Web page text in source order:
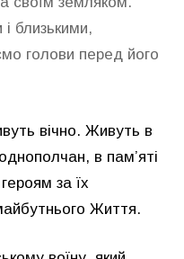
близькими,
голови перед його
вічно. Живуть в
в пам’яті
за їх
Життя.